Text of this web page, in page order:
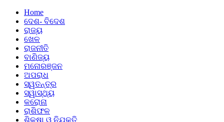
Home
ଦେଶ- ବିଦେଶ
ରାଜ୍ୟ
ଖେଳ
ରାଜନୀତି
ବାଣିଜ୍ୟ
ମନୋରଞ୍ଜନ
ଅପରାଧ
ସ୍ୱତନ୍ତ୍ର
ସ୍ୱାସ୍ଥ୍ୟ
କରୋନା
ରାଶିଫଳ
ଶିକ୍ଷା ଓ ନିଯୁକ୍ତି